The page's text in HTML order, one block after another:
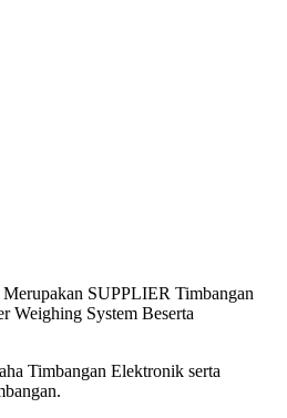
SUPPLIER Timbangan
Weighing System Beserta
Timbangan Elektronik serta